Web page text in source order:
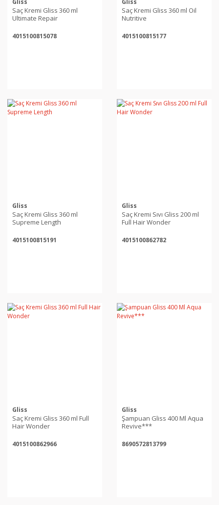
Gliss
Saç Kremi Gliss 360 ml
Ultimate Repair
4015100815078
Gliss
Saç Kremi Gliss 360 ml Oil
Nutritive
4015100815177
Gliss
Saç Kremi Gliss 360 ml
Supreme Length
4015100815191
Gliss
Saç Kremi Sıvı Gliss 200 ml
Full Hair Wonder
4015100862782
Gliss
Saç Kremi Gliss 360 ml Full
Hair Wonder
4015100862966
Gliss
Şampuan Gliss 400 Ml Aqua
Revive***
8690572813799